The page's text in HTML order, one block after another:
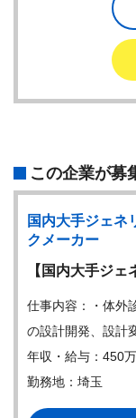
この企業が募
国内大手ジェネ
クメーカー
【国内大手ジ
仕事内容：・体外
の設計開発、設計
年収・給与：450
勤務地：埼玉